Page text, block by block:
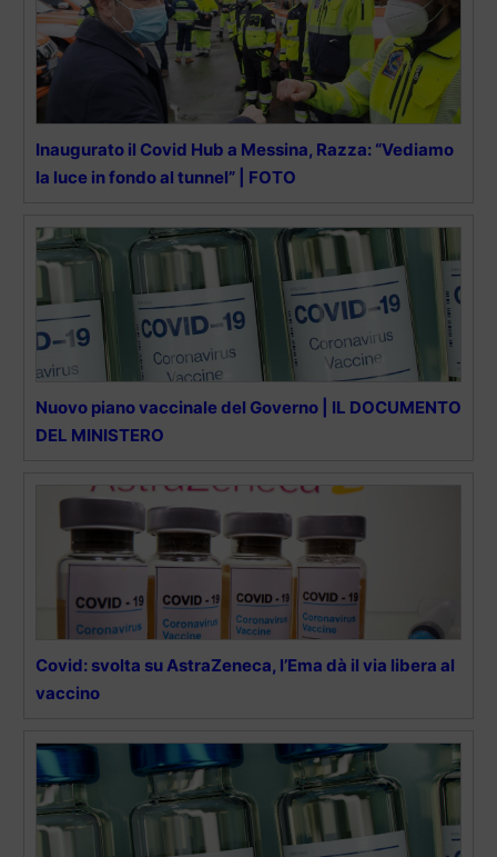
Inaugurato il Covid Hub a Messina, Razza: “Vediamo
la luce in fondo al tunnel” | FOTO
Nuovo piano vaccinale del Governo | IL DOCUMENTO
DEL MINISTERO
Covid: svolta su AstraZeneca, l’Ema dà il via libera al
vaccino